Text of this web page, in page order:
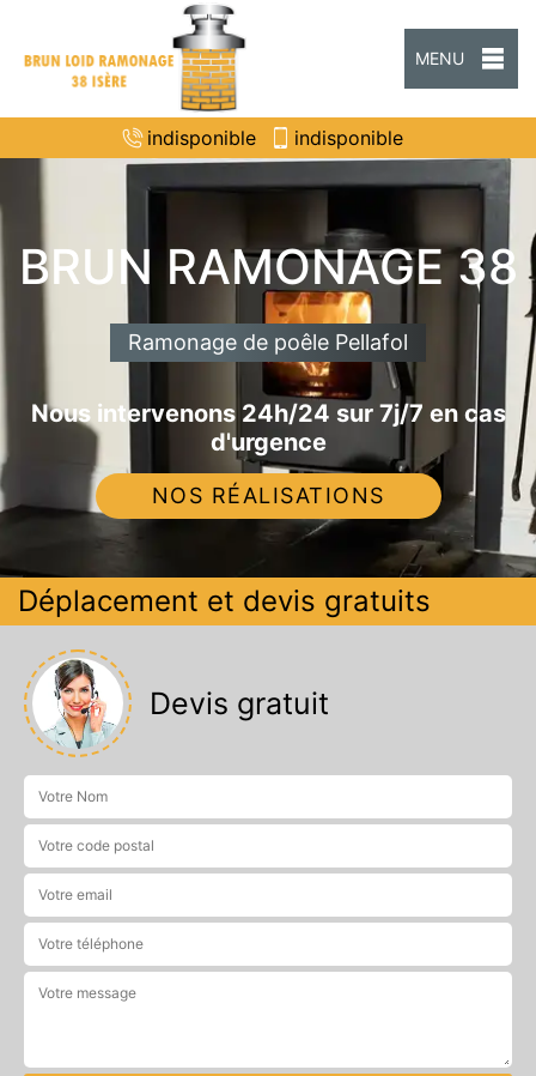
MENU
indisponible indisponible
BRUN RAMONAGE 38
Ramonage de poêle Pellafol
Nous intervenons 24h/24 sur 7j/7 en cas
d'urgence
NOS RÉALISATIONS
Déplacement et devis gratuits
Devis gratuit